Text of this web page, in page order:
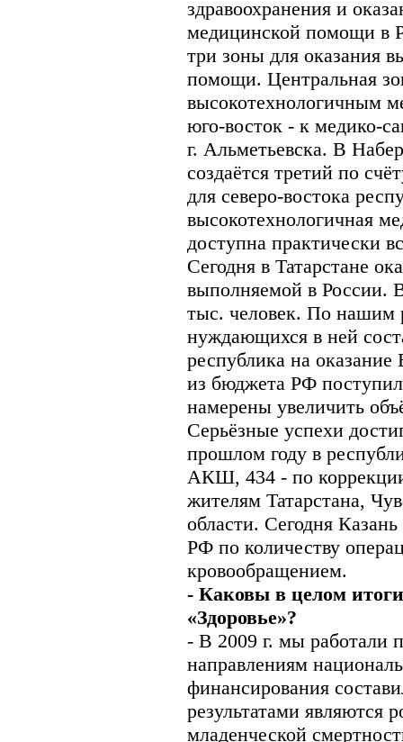
здравоохранения и
медицинской помощи в
три зоны для оказания
помощи. Центральная
высокотехнологичным
юго-восток - к медико-
г. Альметьевска. В
создаётся третий по
для северо-востока
высокотехнологичная
доступна практически
Сегодня в Татарстане
выполняемой в России.
тыс. человек. По нашим
нуждающихся в ней
республика на
из бюджета РФ
намерены увеличить
Серьёзные успехи
прошлом году в
АКШ, 434 - по
жителям Татарстана,
области. Сегодня
РФ по количеству
кровообращением.
- Каковы в целом
«Здоровье»?
- В 2009 г. мы работали
направлениям
финансирования
результатами являются
младенческой